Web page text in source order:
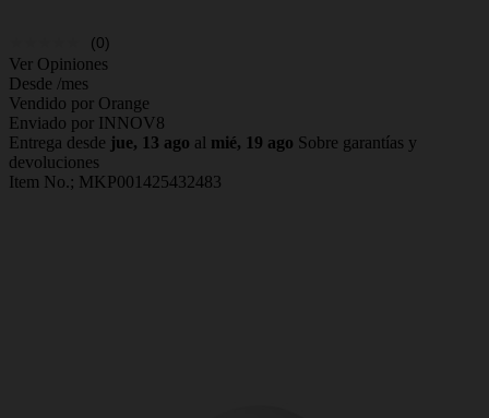
(0)
Ver Opiniones
Desde /mes
Vendido por Orange
Enviado por INNOV8
Entrega desde jue, 13 ago al mié, 19 ago Sobre garantías y
devoluciones
Item No.; MKP001425432483